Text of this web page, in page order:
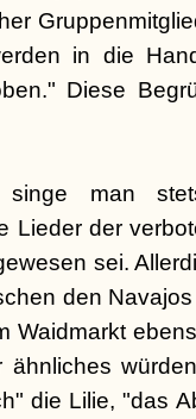
in die
Diese
man
Lieder der
sei.
den
Waidmarkt
die Lilie, "das